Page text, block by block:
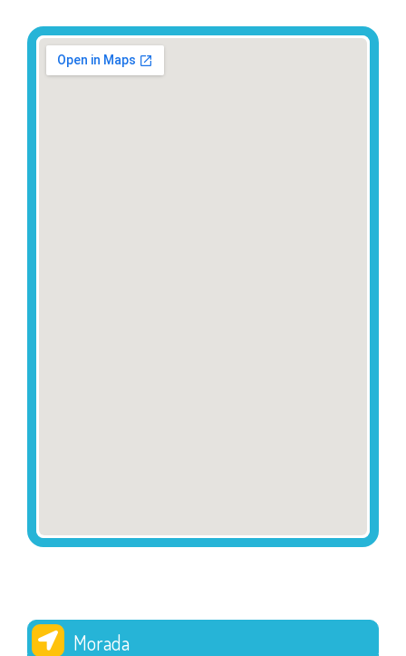
Morada